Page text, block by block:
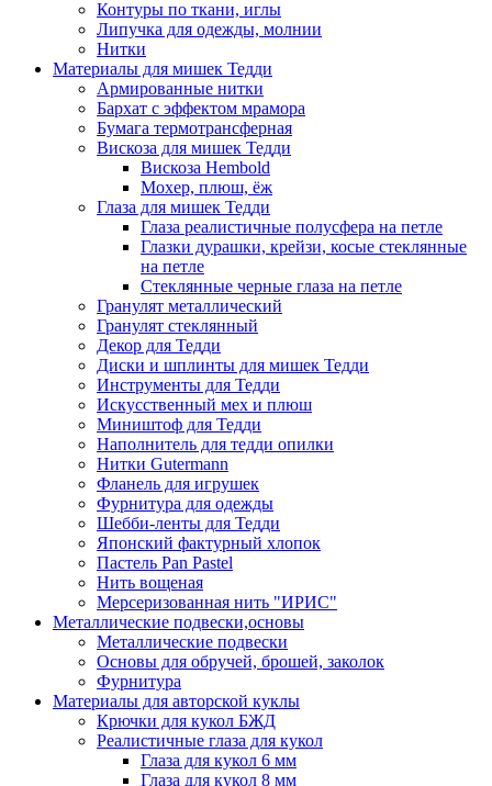
Контуры по ткани, иглы
Липучка для одежды, молнии
Нитки
Материалы для мишек Тедди
Армированные нитки
Бархат с эффектом мрамора
Бумага термотрансферная
Вискоза для мишек Тедди
Вискоза Hembold
Мохер, плюш, ёж
Глаза для мишек Тедди
Глаза реалистичные полусфера на петле
Глазки дурашки, крейзи, косые стеклянные
на петле
Стеклянные черные глаза на петле
Гранулят металлический
Гранулят стеклянный
Декор для Тедди
Диски и шплинты для мишек Тедди
Инструменты для Тедди
Искусственный мех и плюш
Миништоф для Тедди
Наполнитель для тедди опилки
Нитки Gutermann
Фланель для игрушек
Фурнитура для одежды
Шебби-ленты для Тедди
Японский фактурный хлопок
Пастель Pan Pastel
Нить вощеная
Мерсеризованная нить "ИРИС"
Металлические подвески,основы
Металлические подвески
Основы для обручей, брошей, заколок
Фурнитура
Материалы для авторской куклы
Крючки для кукол БЖД
Реалистичные глаза для кукол
Глаза для кукол 6 мм
Глаза для кукол 8 мм